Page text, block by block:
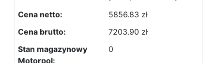
5856.83 zł
7203.90 zł
0